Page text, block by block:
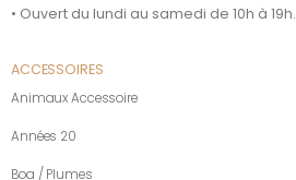
• Ouvert du lundi au samedi de 10h à 19h.
ACCESSOIRES
Animaux Accessoire
Années 20
Boa / Plumes